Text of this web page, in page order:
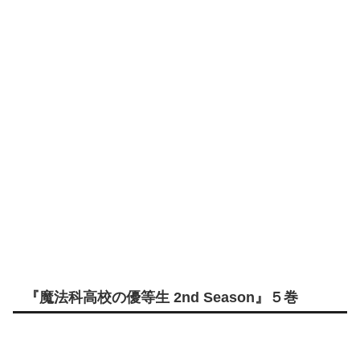
『魔法科高校の優等生 2nd Season』５巻